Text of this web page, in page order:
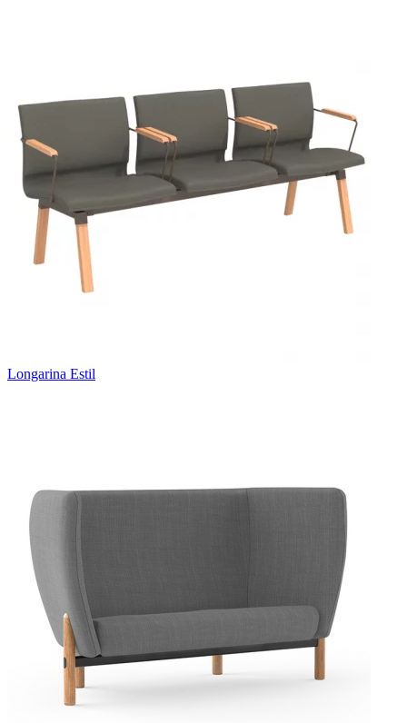
Longarina Estil